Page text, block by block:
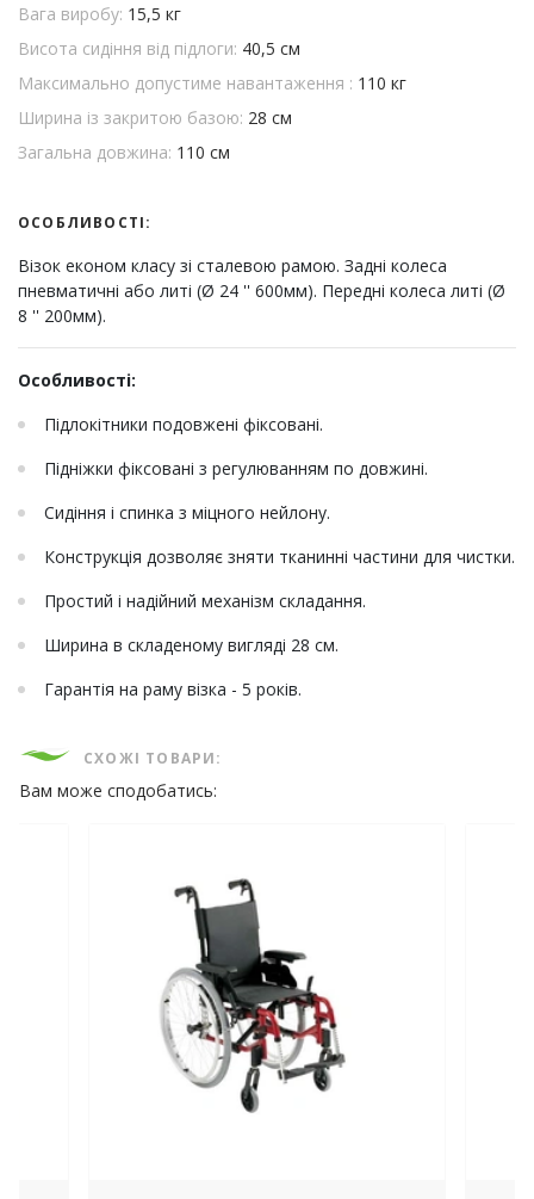
Вага виробу: 15,5 кг
Висота сидіння від підлоги: 40,5 см
Максимально допустиме навантаження : 110 кг
Ширина із закритою базою: 28 см
Загальна довжина: 110 см
ОСОБЛИВОСТІ:
Візок економ класу зі сталевою рамою. Задні колеса
пневматичні або литі (Ø 24 '' 600мм). Передні колеса литі (Ø
8 '' 200мм).
Особливості:
Підлокітники подовжені фіксовані.
Підніжки фіксовані з регулюванням по довжині.
Сидіння і спинка з міцного нейлону.
Конструкція дозволяє зняти тканинні частини для чистки.
Простий і надійний механізм складання.
Ширина в складеному вигляді 28 см.
Гарантія на раму візка - 5 років.
СХОЖІ ТОВАРИ:
Вам може сподобатись: